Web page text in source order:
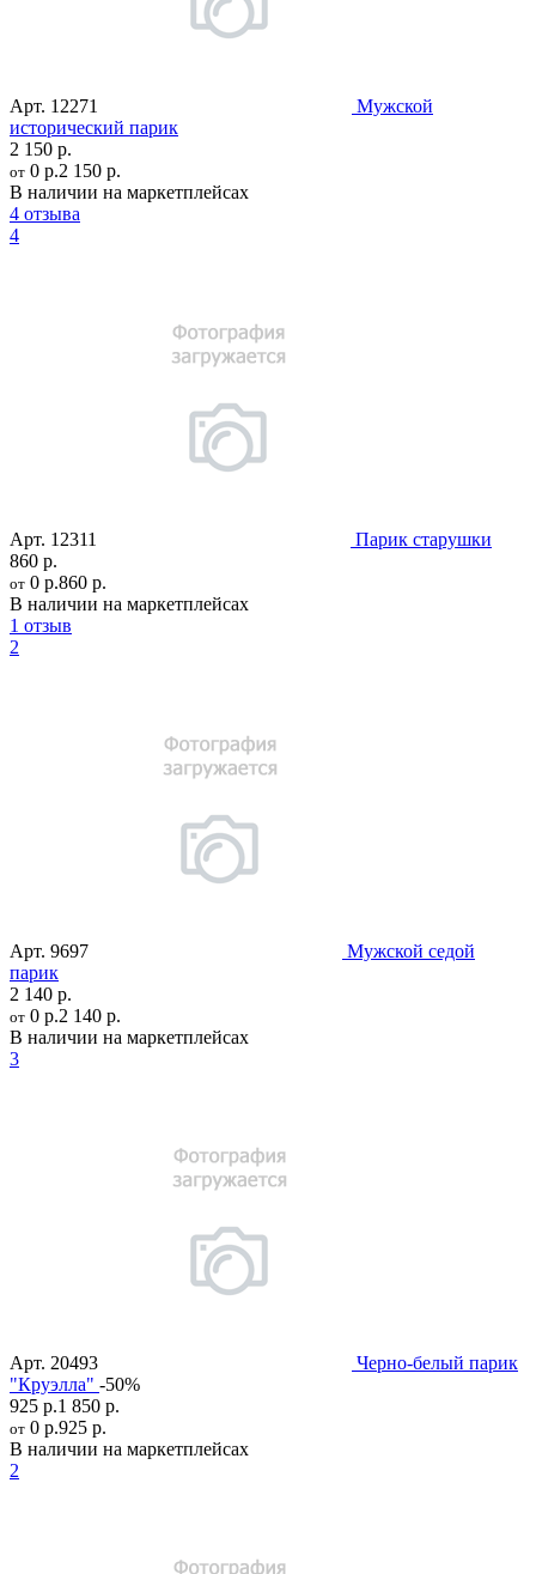
Арт. 12271
Мужской
исторический парик
2 150 р.
от 0 р.2 150 р.
В наличии на маркетплейсах
4 отзыва
4
Арт. 12311
Парик старушки
860 р.
от 0 р.860 р.
В наличии на маркетплейсах
1 отзыв
2
Арт. 9697
Мужской седой
парик
2 140 р.
от 0 р.2 140 р.
В наличии на маркетплейсах
3
Арт. 20493
Черно-белый парик
"Круэлла" -50%
925 р.1 850 р.
от 0 р.925 р.
В наличии на маркетплейсах
2